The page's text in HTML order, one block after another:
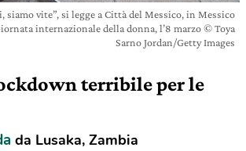
siamo vite”, si legge a Città del Messico, in Messico
internazionale della donna, l’8 marzo © Toya
Sarno Jordan/Getty Images
terribile per le
da Lusaka, Zambia